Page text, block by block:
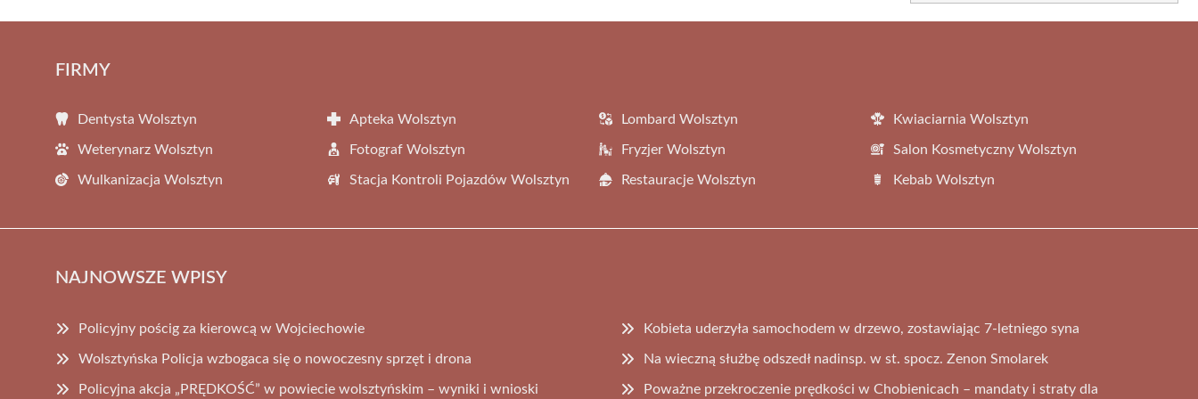
FIRMY
Dentysta Wolsztyn Apteka Wolsztyn Lombard Wolsztyn Kwiaciarnia Wolsztyn
Weterynarz Wolsztyn Fotograf Wolsztyn Fryzjer Wolsztyn Salon Kosmetyczny Wolsztyn
Wulkanizacja Wolsztyn Stacja Kontroli Pojazdów Wolsztyn Restauracje Wolsztyn Kebab Wolsztyn
NAJNOWSZE WPISY
Policyjny pościg za kierowcą w Wojciechowie Kobieta uderzyła samochodem w drzewo, zostawiając 7-letniego syna
Wolsztyńska Policja wzbogaca się o nowoczesny sprzęt i drona Na wieczną służbę odszedł nadinsp. w st. spocz. Zenon Smolarek
Policyjna akcja „PRĘDKOŚĆ” w powiecie wolsztyńskim – wyniki i wnioski Poważne przekroczenie prędkości w Chobienicach – mandaty i straty dla